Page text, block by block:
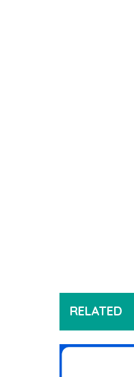
RELATED